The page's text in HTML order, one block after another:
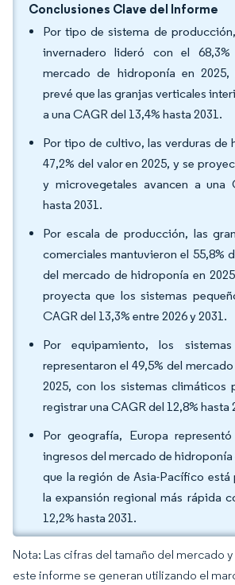
Conclusiones Clave del Informe
Por tipo de sistema de
invernadero lideró con el
mercado de hidroponía en 2025,
prevé que las granjas verticales
a una CAGR del 13,4% hasta 2031.
Por tipo de cultivo, las verduras de
47,2% del valor en 2025, y se
y microvegetales avancen a una
hasta 2031.
Por escala de producción, las
comerciales mantuvieron el 55,8%
del mercado de hidroponía en
proyecta que los sistemas
CAGR del 13,3% entre 2026 y 2031.
Por equipamiento, los
representaron el 49,5% del
2025, con los sistemas climáticos
registrar una CAGR del 12,8% hasta
Por geografía, Europa
ingresos del mercado de hidroponía
que la región de Asia-Pacífico está
la expansión regional más rápida
12,2% hasta 2031.
Nota: Las cifras del tamaño del mercado
este informe se generan utilizando el